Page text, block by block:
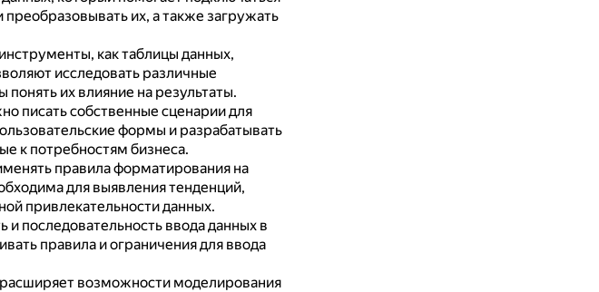
их, а также загружать
как таблицы данных,
исследовать различные
их влияние на результаты.
писать собственные сценарии для
формы и разрабатывать
к потребностям бизнеса.
правила форматирования на
для выявления тенденций,
привлекательности данных.
и последовательность ввода данных в
правила и ограничения для ввода
расширяет возможности моделирования